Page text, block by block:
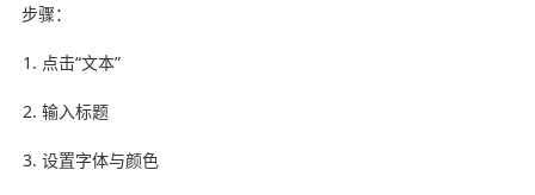
步骤：
点击“文本”
输入标题
设置字体与颜色